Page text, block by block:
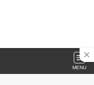
MENU